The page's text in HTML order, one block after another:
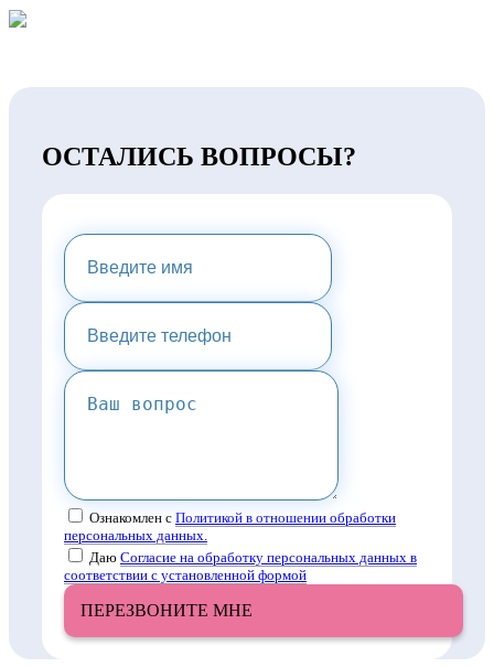
ОСТАЛИСЬ ВОПРОСЫ?
ПРЕДОСТАВИМ ВАМ
КОНСУЛЬТАЦИЮ
Ознакомлен с Политикой в отношении обработки
персональных данных.
Даю Согласие на обработку персональных данных в
соответствии с установленной формой
ПЕРЕЗВОНИТЕ МНЕ